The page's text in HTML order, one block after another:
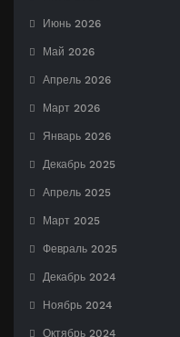
Июнь 2026
Май 2026
Апрель 2026
Март 2026
Январь 2026
Декабрь 2025
Апрель 2025
Март 2025
Февраль 2025
Декабрь 2024
Ноябрь 2024
Октябрь 2024